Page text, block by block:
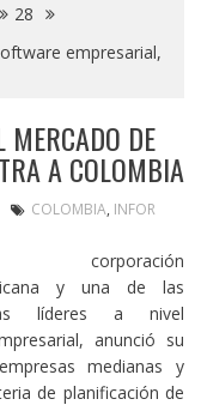
28
empresarial,
MERCADO DE
A COLOMBIA
COLOMBIA, INFOR
y una de las
líderes a nivel
anunció su
medianas y
de planificación de